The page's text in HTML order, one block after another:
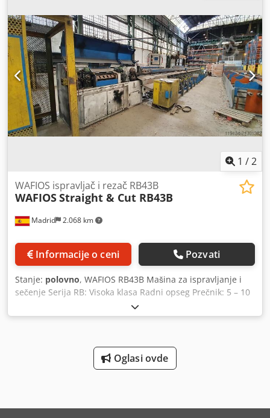
veoma efikasnim. Ventilator na čistoj strani, što smanjuje
rizik od eksplozije na minimum. Credpfx Aksn Nw Ntj Asf
Koristite: Centralni sistem ekstrakcije za mnoge stanice za
zavarivanje Sistem ekstrakcije za robote za zavarivanje
Sistem ekstrakcije za termalne stolove za sečenje i
mlevenje sistem ekstrakcije u kombinaciji sa tabelom za
izdvajanje Sistem ekstrakcije za mlevenje ne-eksplozivnih
materijala Parametre: Ventilator koji upija zvuk sa 18,5 kW
prigušivačem Kapacitet 8000 m3/h Oblast filtracije 104 m2
Uključene: Jedinica za filtraciju Inverter Raspršivač limete
1 /2
Madrid 2.068 km
WAFIOS ispravljač i rezač RB43B
WAFIOSStraight & Cut RB43B
Informacije o ceni Pozvati
Stanje: polovno, WAFIOS RB43B Mašina za ispravljanje i
sečenje Serija RB: Visoka klasa Radni opseg Prečnik: 5 – 10
mm Dužina sečenja: od 500 mm Brzina sečenja: 80
rezova/min Linijska brzina: 5 – 160 m/min Prečnik: 5 – 10
m/min Serija: RB visoke klaseOglasi ovde